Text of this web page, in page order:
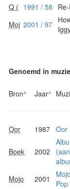
Q ( 1991 / 58
Moj 2001 / 97
Genoemd in
Bron^ Jaar^
Oor 1987 Oor
Boek 2002
Mojo 2001
Pop